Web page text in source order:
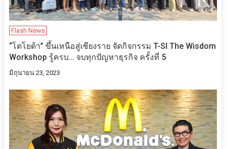
Flash News
“โตโยต้า” ขึ้นเหนือสู่เชียงราย จัดกิจกรรม T-SI The Wisdom
Workshop รู้ครบ… จบทุกปัญหาธุรกิจ ครั้งที่ 5
มิถุนายน 23, 2023